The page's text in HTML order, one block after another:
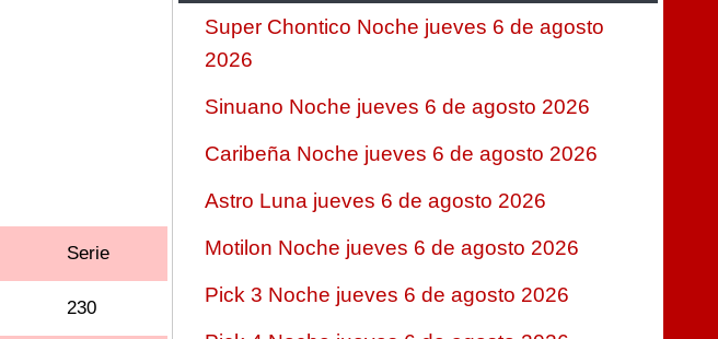
Serie
230
Super Chontico Noche jueves 6 de agosto
2026
Sinuano Noche jueves 6 de agosto 2026
Caribeña Noche jueves 6 de agosto 2026
Astro Luna jueves 6 de agosto 2026
Motilon Noche jueves 6 de agosto 2026
Pick 3 Noche jueves 6 de agosto 2026